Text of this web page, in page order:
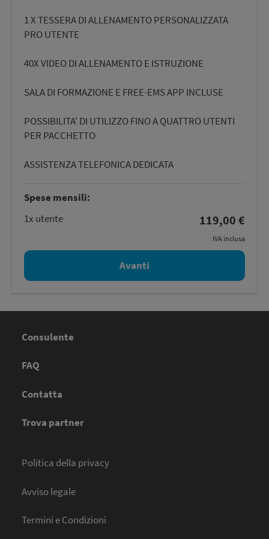
1 X TESSERA DI ALLENAMENTO PERSONALIZZATA
PRO UTENTE
40X VIDEO DI ALLENAMENTO E ISTRUZIONE
SALA DI FORMAZIONE E FREE-EMS APP INCLUSE
POSSIBILITA' DI UTILIZZO FINO A QUATTRO UTENTI
PER PACCHETTO
ASSISTENZA TELEFONICA DEDICATA
Spese mensili:
1x utente 119,00 €
IVA inclusa
Avanti
Consulente
FAQ
Contatta
Trova partner
Politica della privacy
Avviso legale
Termini e Condizioni